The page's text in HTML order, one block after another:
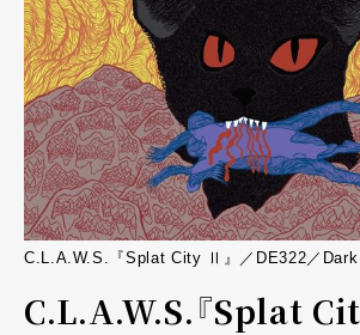
C.L.A.W.S.『Splat City Ⅱ』／DE322／
C.L.A.W.S.『Splat